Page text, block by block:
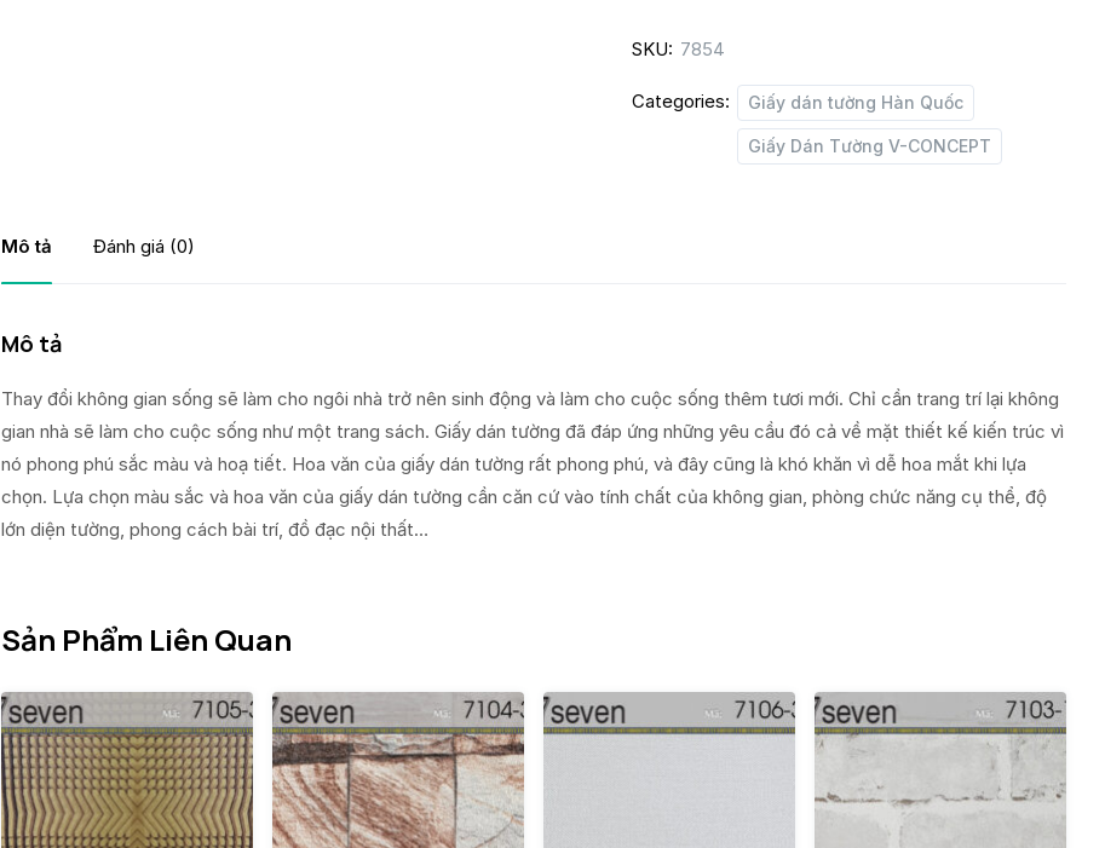
1SKU: 7854
Categories: Giấy dán tường Hàn Quốc
Giấy Dán Tường V-CONCEPT
Mô tả Đánh giá (0)
Mô tả
Thay đổi không gian sống sẽ làm cho ngôi nhà trở nên sinh động và làm cho cuộc sống thêm tươi mới. Chỉ cần trang trí lại không
gian nhà sẽ làm cho cuộc sống như một trang sách. Giấy dán tường đã đáp ứng những yêu cầu đó cả về mặt thiết kế kiến trúc vì
nó phong phú sắc màu và hoạ tiết. Hoa văn của giấy dán tường rất phong phú, và đây cũng là khó khăn vì dễ hoa mắt khi lựa
chọn. Lựa chọn màu sắc và hoa văn của giấy dán tường cần căn cứ vào tính chất của không gian, phòng chức năng cụ thể, độ
lớn diện tường, phong cách bài trí, đồ đạc nội thất…
Sản Phẩm Liên Quan